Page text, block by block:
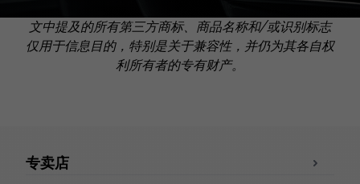
文中提及的所有第三方商标、商品名称和/或识别标志
仅用于信息目的，特别是关于兼容性，并仍为其各自权
利所有者的专有财产。
专卖店